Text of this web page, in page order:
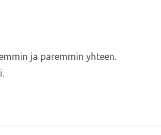
ja paremmin yhteen.